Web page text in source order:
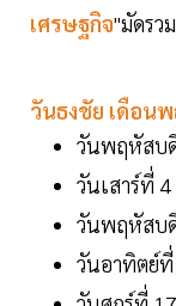
เศรษฐกิจ"มัดรว
วันธงชัย เดือน
วันพฤหัสบ
วันเสาร์ที่
วันพฤหัสบ
วันอาทิตย์